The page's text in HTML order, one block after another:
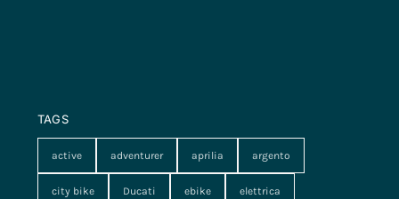
TAGS
active adventurer aprilia argento
city bike Ducati ebike elettrica